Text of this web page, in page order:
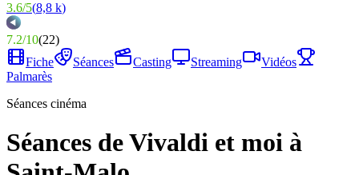
3.6/5(8,8 k)
7.2/10(22)
Fiche
Séances Casting Streaming
Vidéos
Palmarès
Séances cinéma
Séances de Vivaldi et moi à